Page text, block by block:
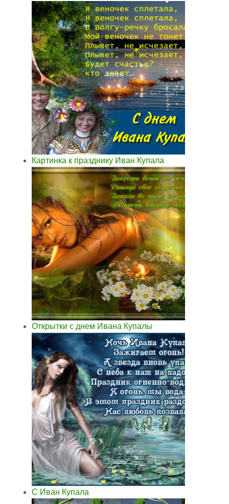
Картинка к празднику Иван Купала
Открытки с днем Ивана Купалы
С Иван Купала